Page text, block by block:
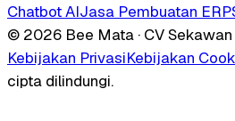
Chatbot AIJasa Pembuatan ERP
© 2026 Bee Mata · CV
Kebijakan PrivasiKebijakan
cipta dilindungi.